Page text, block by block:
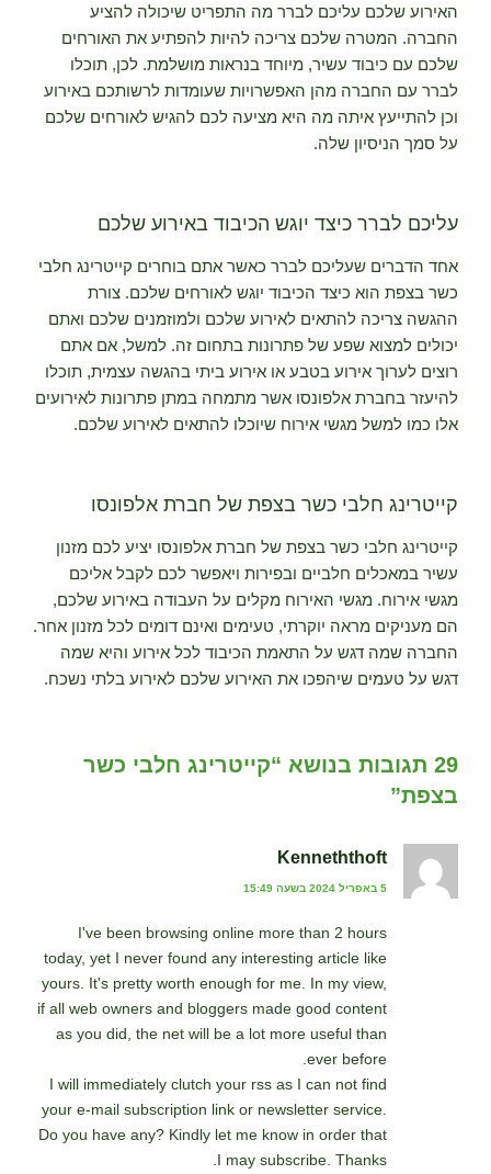
האירוע שלכם עליכם לברר מה התפריט שיכולה להציע
החברה. המטרה שלכם צריכה להיות להפתיע את האורחים
שלכם עם כיבוד עשיר, מיוחד בנראות מושלמת. לכן, תוכלו
לברר עם החברה מהן האפשרויות שעומדות לרשותכם באירוע
וכן להתייעץ איתה מה היא מציעה לכם להגיש לאורחים שלכם
על סמך הניסיון שלה.
עליכם לברר כיצד יוגש הכיבוד באירוע שלכם
אחד הדברים שעליכם לברר כאשר אתם בוחרים קייטרינג חלבי
כשר בצפת הוא כיצד הכיבוד יוגש לאורחים שלכם. צורת
ההגשה צריכה להתאים לאירוע שלכם ולמוזמנים שלכם ואתם
יכולים למצוא שפע של פתרונות בתחום זה. למשל, אם אתם
רוצים לערוך אירוע בטבע או אירוע ביתי בהגשה עצמית, תוכלו
להיעזר בחברת אלפונסו אשר מתמחה במתן פתרונות לאירועים
אלו כמו למשל מגשי אירוח שיוכלו להתאים לאירוע שלכם.
קייטרינג חלבי כשר בצפת של חברת אלפונסו
קייטרינג חלבי כשר בצפת של חברת אלפונסו יציע לכם מזנון
עשיר במאכלים חלביים ובפירות ויאפשר לכם לקבל אליכם
מגשי אירוח. מגשי האירוח מקלים על העבודה באירוע שלכם,
הם מעניקים מראה יוקרתי, טעימים ואינם דומים לכל מזנון אחר.
החברה שמה דגש על התאמת הכיבוד לכל אירוע והיא שמה
דגש על טעמים שיהפכו את האירוע שלכם לאירוע בלתי נשכח.
29 תגובות בנושא “קייטרינג חלבי כשר
בצפת”
Kenneththoft
5 באפריל 2024 בשעה 15:49
I've been browsing online more than 2 hours
today, yet I never found any interesting article like
yours. It's pretty worth enough for me. In my view,
if all web owners and bloggers made good content
as you did, the net will be a lot more useful than
ever before.
I will immediately clutch your rss as I can not find
your e-mail subscription link or newsletter service.
Do you have any? Kindly let me know in order that
I may subscribe. Thanks.